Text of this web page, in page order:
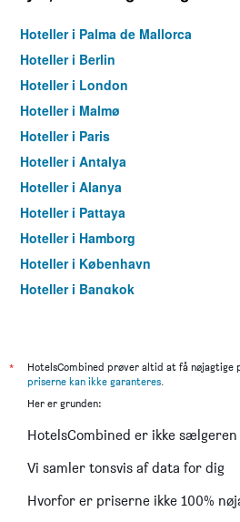
Hoteller i Palma de Mallorca
Hoteller i Berlin
Hoteller i London
Hoteller i Malmø
Hoteller i Paris
Hoteller i Antalya
Hoteller i Alanya
Hoteller i Pattaya
Hoteller i Hamborg
Hoteller i København
Hoteller i Bangkok
*
HotelsCombined prøver altid at få nøjagtige
priserne kan ikke garanteres.
Her er grunden:
HotelsCombined er ikke sælgeren
Vi samler tonsvis af data for dig
Hvorfor er priserne ikke 100%